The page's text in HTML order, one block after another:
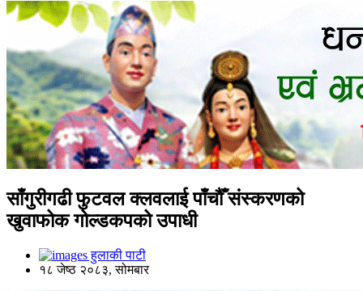
साँगुरीगढी फुटवल क्लवलाई पाँचौँ संस्करणको
खुवाफोक गोल्डकपको उपाधी
हुलाकी पाटी
१८ जेष्ठ २०८३, सोमबार